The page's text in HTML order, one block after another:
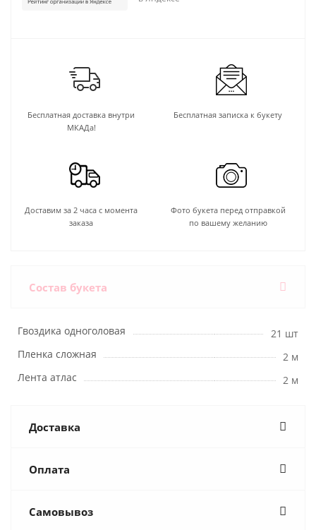
Бесплатная доставка внутри
МКАДа!
Бесплатная записка к букету
Доставим за 2 часа с момента
заказа
Фото букета перед отправкой
по вашему желанию
Состав букета
Гвоздика одноголовая
21 шт
Пленка сложная
2 м
Лента атлас
2 м
Доставка
Оплата
Самовывоз